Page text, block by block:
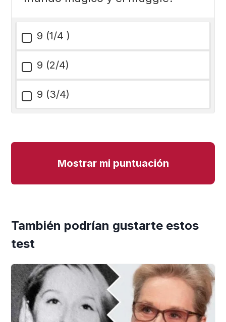
9 (1/4 )
9 (2/4)
9 (3/4)
Mostrar mi puntuación
También podrían gustarte estos
test